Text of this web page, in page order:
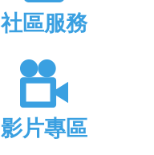
社區服務
影片專區